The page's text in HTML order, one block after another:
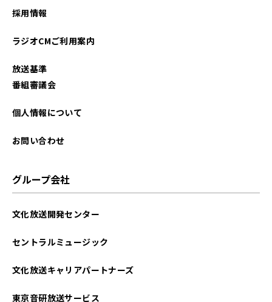
採用情報
ラジオCMご利用案内
放送基準
番組審議会
個人情報について
お問い合わせ
グループ会社
文化放送開発センター
セントラルミュージック
文化放送キャリアパートナーズ
東京音研放送サービス